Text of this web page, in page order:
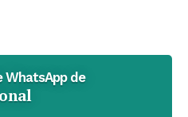
WhatsApp de